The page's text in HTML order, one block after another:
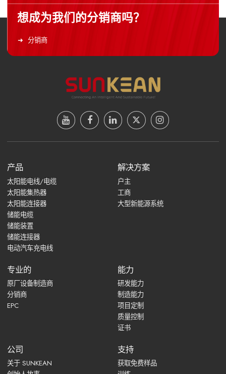
想成为我们的分销商吗？
分销商
产品
太阳能电线/电缆
太阳能集热器
太阳能连接器
储能电缆
储能装置
储能连接器
电动汽车充电线
解决方案
户主
工商
大型新能源系统
专业的
原厂设备制造商
分销商
EPC
能力
研发能力
制造能力
项目定制
质量控制
证书
公司
关于 SUNKEAN
支持
获取免费样品